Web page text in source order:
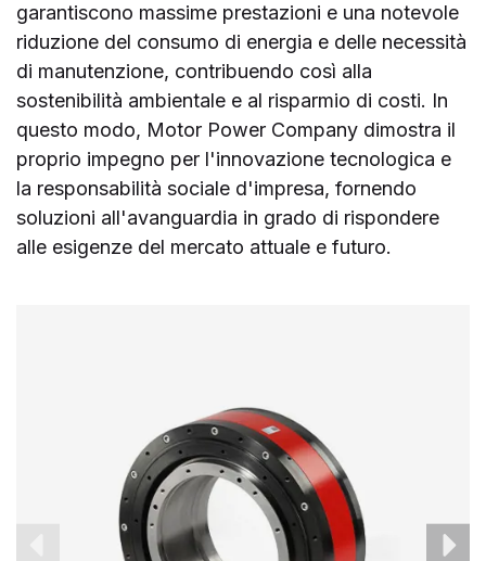
garantiscono massime prestazioni e una notevole
riduzione del consumo di energia e delle necessità
di manutenzione, contribuendo così alla
sostenibilità ambientale e al risparmio di costi. In
questo modo, Motor Power Company dimostra il
proprio impegno per l'innovazione tecnologica e
la responsabilità sociale d'impresa, fornendo
soluzioni all'avanguardia in grado di rispondere
alle esigenze del mercato attuale e futuro.